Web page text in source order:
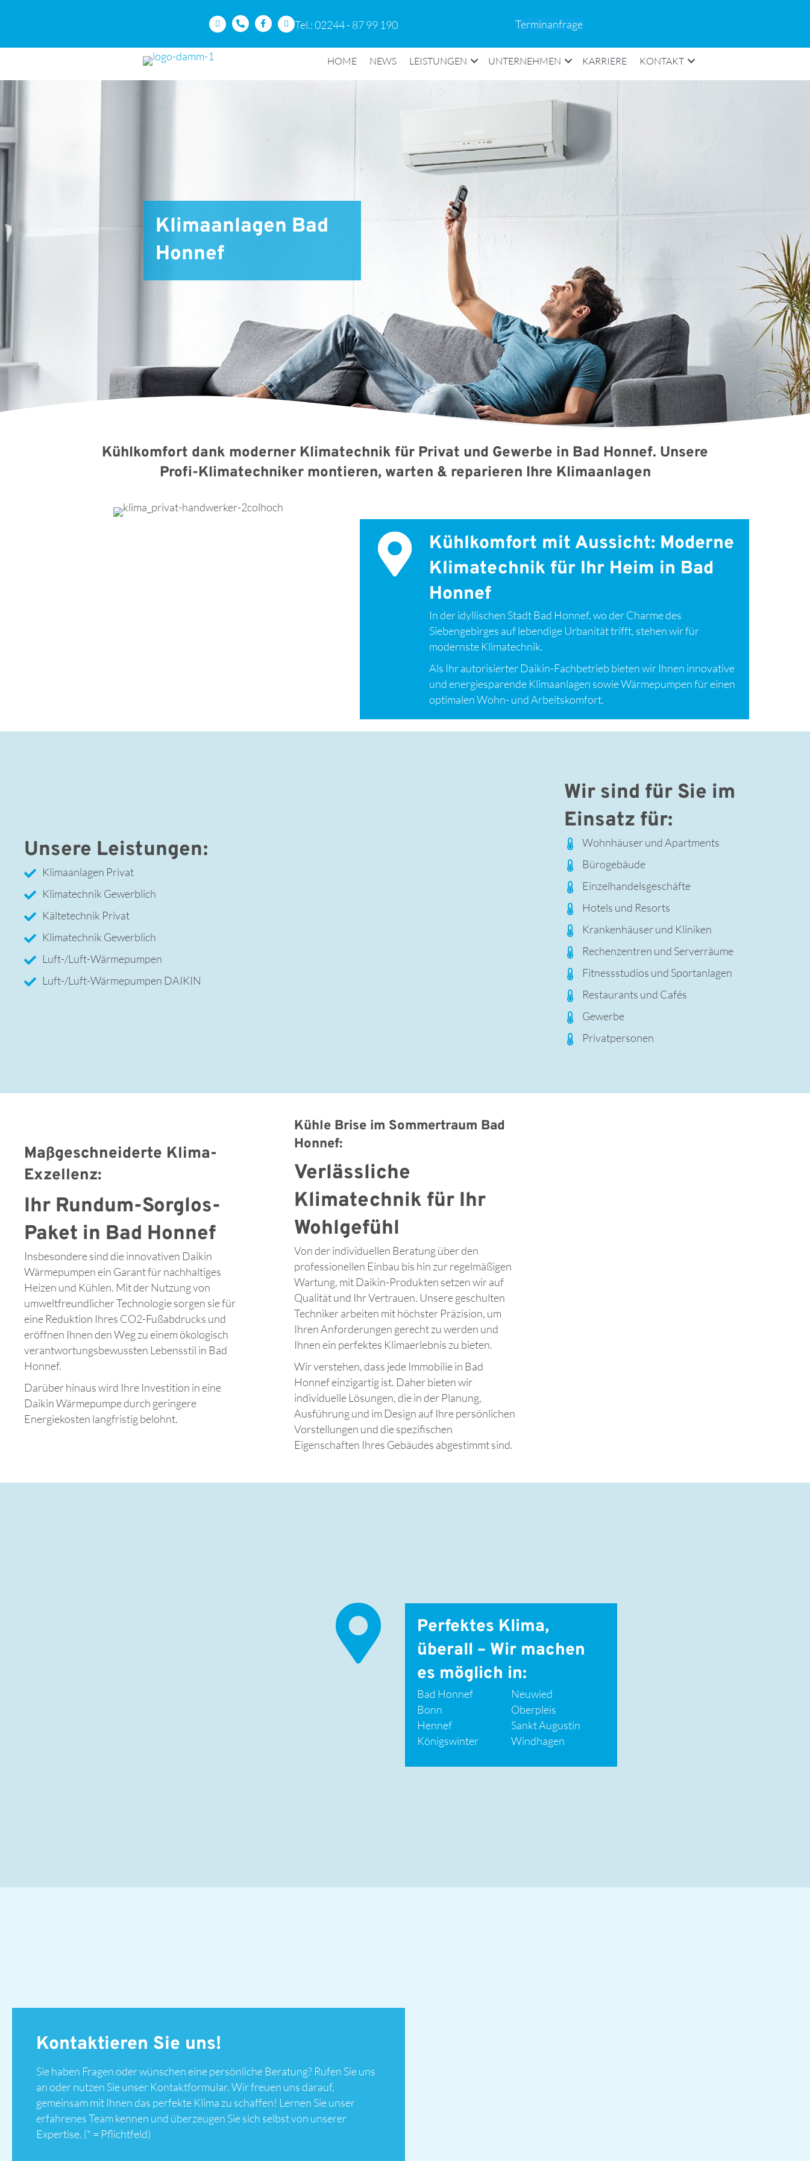
Tel.: 02244 - 87 99 190 Terminanfrage
HOME NEWS LEISTUNGEN UNTERNEHMEN KARRIERE KONTAKT
Klima­anlagen Bad
Honnef
Kühlkomfort dank moderner Klimatechnik für Privat und Gewerbe in Bad Honnef. Unsere
Profi-Klimatechniker montieren, warten & reparieren Ihre Klimaanlagen
Kühlkomfort mit Aussicht: Moderne
Klimatechnik für Ihr Heim in Bad
Honnef
In der idyllischen Stadt Bad Honnef, wo der Charme des
Siebengebirges auf lebendige Urbanität trifft, stehen wir für
modernste Klimatechnik.
Als Ihr autorisierter Daikin-Fachbetrieb bieten wir Ihnen innovative
und energiesparende Klimaanlagen sowie Wärmepumpen für einen
optimalen Wohn- und Arbeitskomfort.
Unsere Leistungen:
Klimaanlagen Privat
Klimatechnik Gewerblich
Kältetechnik Privat
Klimatechnik Gewerblich
Luft-/Luft-Wärmepumpen
Luft-/Luft-Wärmepumpen DAIKIN
Wir sind für Sie im
Einsatz für:
Wohnhäuser und Apartments
Bürogebäude
Einzel­handels­geschäfte
Hotels und Resorts
Kranken­häuser und Kliniken
Rechen­zentren und Server­räume
Fitness­studios und Sport­anlagen
Restaurants und Cafés
Gewerbe
Privat­personen
Maßgeschneiderte Klima-
Exzellenz:
Ihr Rundum-Sorglos-
Paket in Bad Honnef
Insbesondere sind die innovativen Daikin
Wärmepumpen ein Garant für nachhaltiges
Heizen und Kühlen. Mit der Nutzung von
umweltfreundlicher Technologie sorgen sie für
eine Reduktion Ihres CO2-Fußabdrucks und
eröffnen Ihnen den Weg zu einem ökologisch
verantwortungsbewussten Lebensstil in Bad
Honnef.
Darüber hinaus wird Ihre Investition in eine
Daikin Wärmepumpe durch geringere
Energiekosten langfristig belohnt.
Kühle Brise im Sommertraum Bad
Honnef:
Verlässliche
Klimatechnik für Ihr
Wohlgefühl
Von der individuellen Beratung über den
professionellen Einbau bis hin zur regelmäßigen
Wartung, mit Daikin-Produkten setzen wir auf
Qualität und Ihr Vertrauen. Unsere geschulten
Techniker arbeiten mit höchster Präzision, um
Ihren Anforderungen gerecht zu werden und
Ihnen ein perfektes Klimaerlebnis zu bieten.
Wir verstehen, dass jede Immobilie in Bad
Honnef einzigartig ist. Daher bieten wir
individuelle Lösungen, die in der Planung,
Ausführung und im Design auf Ihre persönlichen
Vorstellungen und die spezifischen
Eigenschaften Ihres Gebäudes abgestimmt sind.
Perfektes Klima,
überall – Wir machen
es möglich in:
Bad Honnef
Bonn
Hennef
Königswinter
Neuwied
Oberpleis
Sankt Augustin
Windhagen
Kontaktieren Sie uns!
Sie haben Fragen oder wünschen eine persönliche Beratung? Rufen Sie uns
an oder nutzen Sie unser Kontaktformular. Wir freuen uns darauf,
gemeinsam mit Ihnen das perfekte Klima zu schaffen! Lernen Sie unser
erfahrenes Team kennen und überzeugen Sie sich selbst von unserer
Expertise. (* = Pflichtfeld)